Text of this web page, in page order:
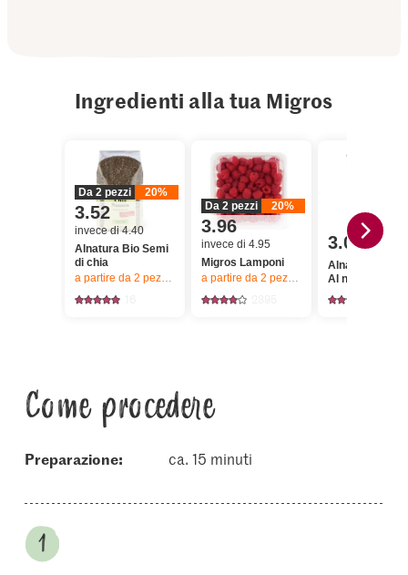
Ingredienti alla tua Migros
Da 2 pezzi 20%
3.52
invece di 4.40
Alnatura Bio Semi
di chia
a partire da 2 pezzi, Offerta valida solo dal 6.8 al 12.8.2026, fino a
Da 2 pezzi 20%
3.96
invece di 4.95
Migros Lamponi
a partire da 2 pezzi, Offerta valida solo
3.00
Alnatura Bio
Al naturale
Come procedere
Preparazione: ca. 15 minuti